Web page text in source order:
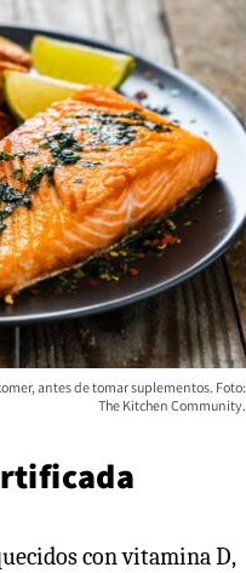
antes de tomar suplementos. Foto:
The Kitchen Community.
con vitamina D,